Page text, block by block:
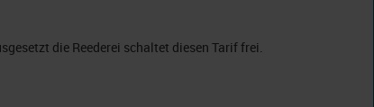
die Reederei schaltet diesen Tarif frei.